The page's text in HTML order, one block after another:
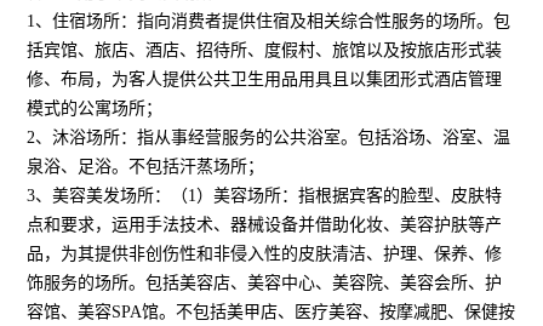
1、住宿场所：指向消费者提供住宿及相关综合性服务的场所。包
括宾馆、旅店、酒店、招待所、度假村、旅馆以及按旅店形式装
修、布局，为客人提供公共卫生用品用具且以集团形式酒店管理
模式的公寓场所；
2、沐浴场所：指从事经营服务的公共浴室。包括浴场、浴室、温
泉浴、足浴。不包括汗蒸场所；
3、美容美发场所：（1）美容场所：指根据宾客的脸型、皮肤特
点和要求，运用手法技术、器械设备并借助化妆、美容护肤等产
品，为其提供非创伤性和非侵入性的皮肤清洁、护理、保养、修
饰服务的场所。包括美容店、美容中心、美容院、美容会所、护
容馆、美容SPA馆。不包括美甲店、医疗美容、按摩减肥、保健按